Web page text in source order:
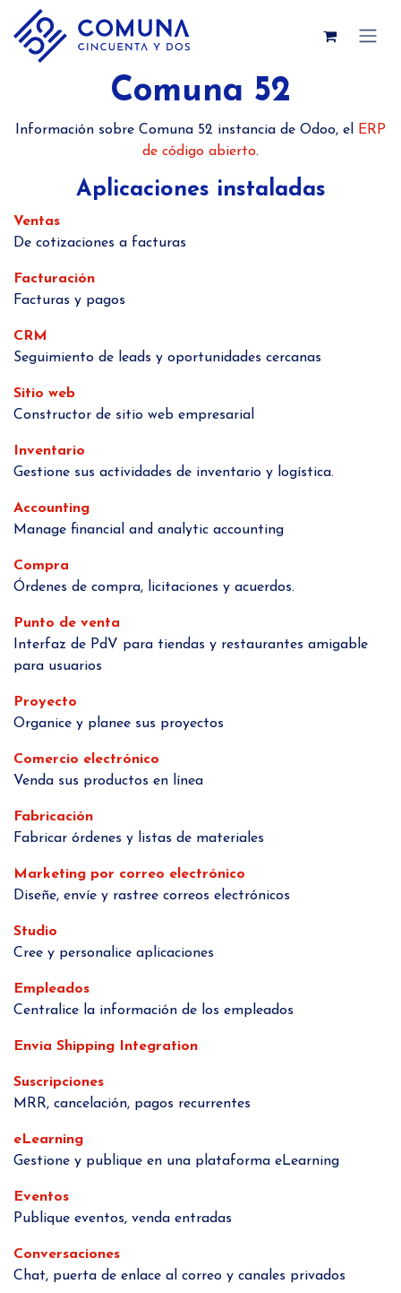
Ir al contenido
Comuna 52
Información sobre Comuna 52 instancia de Odoo, el
ERP
de código abierto.
Aplicaciones instaladas
Ventas
De cotizaciones a facturas
Facturación
Facturas y pagos
CRM
Seguimiento de leads y oportunidades cercanas
Sitio web
Constructor de sitio web empresarial
Inventario
Gestione sus actividades de inventario y logística.
Accounting
Manage financial and analytic accounting
Compra
Órdenes de compra, licitaciones y acuerdos.
Punto de venta
Interfaz de PdV para tiendas y restaurantes amigable
para usuarios
Proyecto
Organice y planee sus proyectos
Comercio electrónico
Venda sus productos en línea
Fabricación
Fabricar órdenes y listas de materiales
Marketing por correo electrónico
Diseñe, envíe y rastree correos electrónicos
Studio
Cree y personalice aplicaciones
Empleados
Centralice la información de los empleados
Envia Shipping Integration
Suscripciones
MRR, cancelación, pagos recurrentes
eLearning
Gestione y publique en una plataforma eLearning
Eventos
Publique eventos, venda entradas
Conversaciones
Chat, puerta de enlace al correo y canales privados